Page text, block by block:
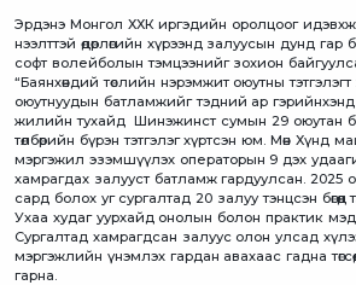
Эрдэнэ Монгол ХХК иргэдийн оролцоог
нээлттэй өдөрлөгийн хүрээнд залуусын дунд гар
софт волейболын тэмцээнийг зохион
“Баянхөндий төслийн нэрэмжит оюутны тэтгэлэгт
оюутнуудын батламжийг тэдний ар гэрийнхэнд
жилийн тухайд Шинэжинст сумын 29 оюутан
төлбөрийн бүрэн тэтгэлэг хүртсэн юм. Мөн
мэргэжил эзэмшүүлэх операторын 9 дэх
хамрагдах залууст батламж гардуулсан. 2025
сард болох уг сургалтад 20 залуу тэнцсэн
Ухаа худаг уурхайд онолын болон практик
Сургалтад хамрагдсан залуус олон улсад хүлээн
мэргэжлийн үнэмлэх гардан авахаас гадна
гарна.